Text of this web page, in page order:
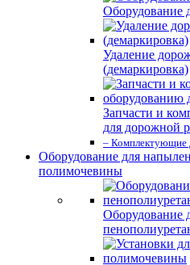
Оборудование
Удаление
(демаркировка)
Запчасти и
для дорожной
– Комплектующие
Оборудование для
полимочевины
Оборудование